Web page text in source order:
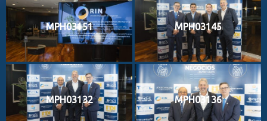
MPH03151 MPH03145
MPH03132 MPH03136